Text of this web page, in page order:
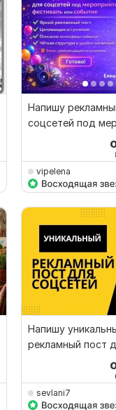
Напишу
соцсетей под
фестиваль,
vipelena
Напишу
рекламный пост
sevlani7